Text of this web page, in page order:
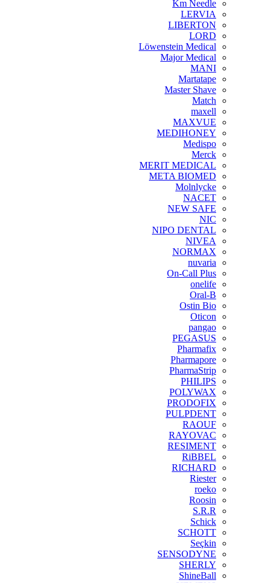
Km Needle
LERVIA
LIBERTON
LORD
Löwenstein Medical
Major Medical
MANI
Martatape
Master Shave
Match
maxell
MAXVUE
MEDIHONEY
Medispo
Merck
MERIT MEDICAL
META BIOMED
Molnlycke
NACET
NEW SAFE
NIC
NIPO DENTAL
NIVEA
NORMAX
nuvaria
On-Call Plus
onelife
Oral-B
Ostin Bio
Oticon
pangao
PEGASUS
Pharmafix
Pharmapore
PharmaStrip
PHILIPS
POLYWAX
PRODOFIX
PULPDENT
RAOUF
RAYOVAC
RESIMENT
RiBBEL
RICHARD
Riester
roeko
Roosin
S.R.R
Schick
SCHOTT
Seçkin
SENSODYNE
SHERLY
ShineBall